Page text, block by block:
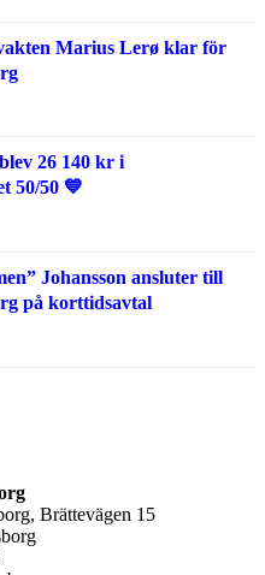
Marius Lerø klar för
26 140 kr i
50/50 💙
Johansson ansluter till
på korttidsavtal
Brättevägen 15